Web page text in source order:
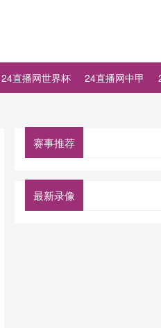
24直播网世界杯 24直播网中甲
赛事推荐
最新录像